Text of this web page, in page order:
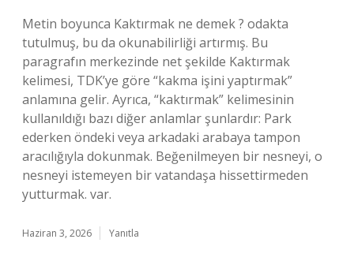
Metin boyunca Kaktırmak ne demek ? odakta
tutulmuş, bu da okunabilirliği artırmış. Bu
paragrafın merkezinde net şekilde Kaktırmak
kelimesi, TDK’ye göre “kakma işini yaptırmak”
anlamına gelir. Ayrıca, “kaktırmak” kelimesinin
kullanıldığı bazı diğer anlamlar şunlardır: Park
ederken öndeki veya arkadaki arabaya tampon
aracılığıyla dokunmak. Beğenilmeyen bir nesneyi, o
nesneyi istemeyen bir vatandaşa hissettirmeden
yutturmak. var.
Haziran 3, 2026 Yanıtla